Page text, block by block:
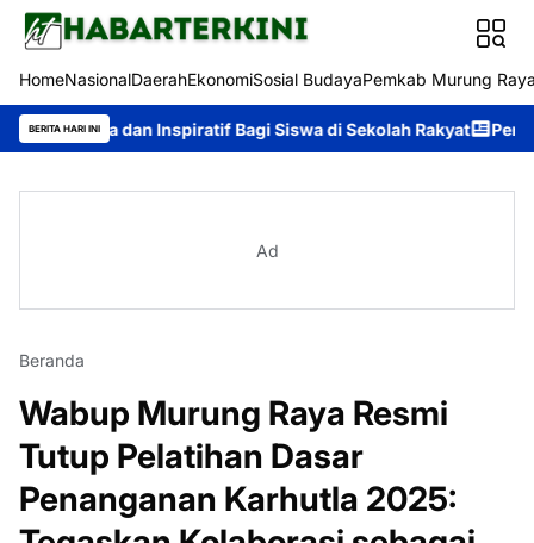
HomeNasionalDaerahEkonomiSosial BudayaPemkab Murung
BERITA HARI INI
Inspiratif Bagi Siswa di Sekolah Rakyat Pemkab Murung
Ad
Beranda
Wabup Murung Raya Resmi
Tutup Pelatihan Dasar
Penanganan Karhutla 2025: